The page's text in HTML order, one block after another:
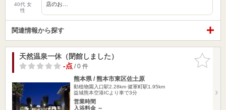
40代 女
性
店のお…
関連情報から探す
お気に入
りに追加
天然温泉一休（閉館しました）
-点/ 0 件
熊本県 / 熊本市東区佐土原
動植物園入口駅2.28km 健軍町駅1.95km
益城熊本空港ICより車で3分
営業時間
入浴料金 ～